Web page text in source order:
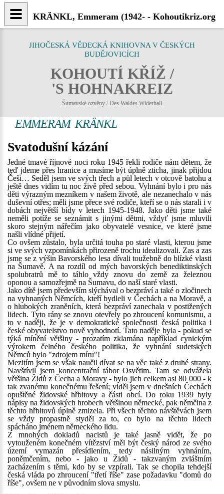
JIHOČESKÁ VĚDECKÁ KNIHOVNA V ČESKÝCH
BUDĚJOVICÍCH
KOHOUTÍ KŘÍŽ /
'S HOHNAKREIZ
Šumavské ozvěny / Des Waldes Widerhall
EMMERAM KRÄNKL
Svatodušní kázání
Jedné tmavé říjnové noci roku 1945 řekli rodiče nám dětem, že
teď jdeme přes hranice a musíme být úplně zticha, jinak přijdou
Češi… Seděl jsem ve svých třech a půl letech v otcově batohu a
ještě dnes vidím tu noc živě před sebou. Vyhnání bylo i pro nás
děti výrazným mezníkem v našem životě, ale nezanechalo v nás
duševní otřes; měli jsme přece své rodiče, kteří se o nás starali i v
dobách největší bídy v letech 1945-1948. Jako děti jsme také
neměli potíže se seznámit s jinými dětmi, vždyť jsme mluvili
skoro stejným nářečím jako obyvatelé vesnice, ve které jsme
našli vlídné přijetí.
Co ovšem zůstalo, byla určitá touha po staré vlasti, kterou jsme
si ve svých vzpomínkách přirozeně trochu idealizovali. Zas a zas
jsme se z výšin Bavorského lesa dívali toužebně do blízké vlasti
na Šumavě. A na rozdíl od mých bavorských benediktinských
spolubratrů mě to táhlo vždy znovu do země za železnou
oponou a samozřejmě na Šumavu, do naší staré vlasti.
Jako dítě jsem především slýchával o bezpráví a také o zločinech
na vyhnaných Němcích, kteří bydleli v Čechách a na Moravě, a
o hlubokých zraněních, která bezpráví zanechala v postižených
lidech. Tyto rány se znovu otevřely po zhroucení komunismu, a
to v naději, že je v demokratické společnosti česká politika i
české obyvatelstvo nově vyhodnotí. Tato naděje byla - pokud se
týká mínění většiny - prozatím zklamána například cynickým
výrokem čelného českého politika, že vyhnání sudetských
Němců bylo "zdrojem míru"!
Mezitím jsem se však naučil dívat se na věc také z druhé strany.
Navštívil jsem koncentrační tábor Osvětim. Tam se odvážela
většina Židů z Čecha a Moravy - bylo jich celkem asi 80 000 - k
tak zvanému konečnému řešení; viděl jsem v dnešních Čechách
opuštěné židovské hřbitovy a části obcí. Do roku 1939 byly
nápisy na židovských hrobech většinou německé, pak němčina z
těchto hřbitovů úplně zmizela. Při všech těchto návštěvách jsem
se vždy propastně styděl za to, co bylo na těchto lidech
spácháno jménem německého lidu.
Z mnohých dokladů nacistů je také jasně vidět, že po
vytouženém konečném vítězství měl být český národ ze svého
území vymazán přesídlením, tedy násilným vyhnáním,
poněmčením, nebo - jako u Židů - takzvaným zvláštním
zacházením s těmi, kdo by se vzpírali. Tak se chopila tehdejší
česká vláda po zhroucení "třetí říše" zase požadavku "domů do
říše", ovšem ne v původním slova smyslu.
KRÄNKL, Emmeram (1942- - Kohoutikriz.org